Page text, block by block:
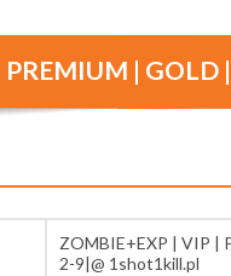
|
ZOMBIE+EXP | VIP |
2-9|@ 1shot1kill.pl